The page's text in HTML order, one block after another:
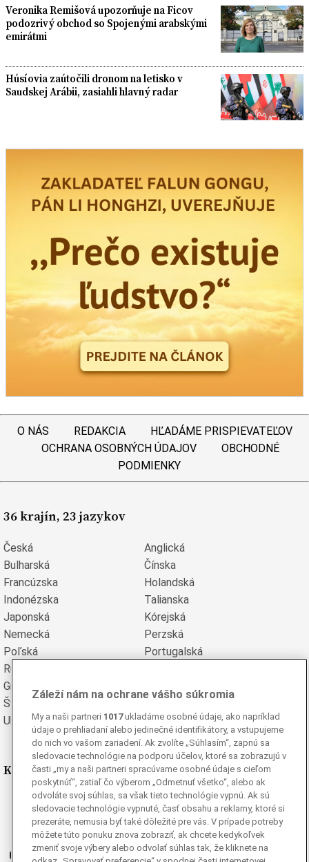
Veronika Remišová upozorňuje na Ficov
podozrivý obchod so Spojenými arabskými
emirátmi
Húsíovia zaútočili dronom na letisko v
Saudskej Arábii, zasiahli hlavný radar
O NÁS REDAKCIA
HĽADÁME PRISPIEVATEĽOV
OCHRANA OSOBNÝCH ÚDAJOV
OBCHODNÉ
PODMIENKY
36 krajín, 23 jazykov
Česká
Anglická
Bulharská
Čínska
Francúzska
Holandská
Indonézska
Talianska
Japonská
Kórejská
Nemecká
Perzská
Poľská
Portugalská
Rumunská
Grécka
Švédska
Ukrajinská
Vietnamská
Kde nás nájdete
Facebook
Instagram
Ganjing
Youtube
Záleží nám na ochrane vášho súkromia
My a naši partneri 1017ukladáme osobné údaje, ako napríklad
údaje o prehliadaní alebo jedinečné identifikátory, a vstupujeme
do nich vo vašom zariadení. Ak zvolíte „Súhlasím“, zapnú sa
sledovacie technológie na podporu účelov, ktoré sa zobrazujú v
časti „my a naši partneri spracúvame osobné údaje s cieľom
poskytnúť“, zatiaľ čo výberom „Odmetnuť všetko“, alebo ak
odvoláte svoj súhlas, sa však tieto technológie vypnú. Ak sú
sledovacie technológie vypnuté, časť obsahu a reklamy, ktoré si
prezeráte, nemusia byť také dôležité pre vás. V prípade potreby
môžete túto ponuku znova zobraziť, ak chcete kedykoľvek
zmeniť svoje výbery alebo odvolať súhlas tak, že kliknete na